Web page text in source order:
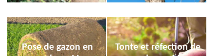
Pose de gazon en
Tonte et réfection de